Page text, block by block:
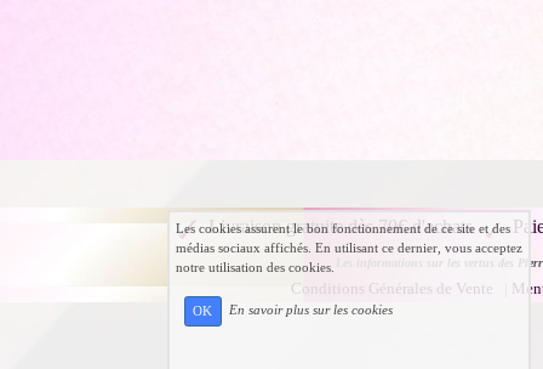
Livraison gratuite dès 70€ d'achats
Les informations sur les vertus des
Conditions Générales de Vente
Les cookies assurent le bon fonctionnement de ce site et des
médias sociaux affichés. En utilisant ce dernier, vous acceptez
notre utilisation des cookies.
OK En savoir plus sur les cookies